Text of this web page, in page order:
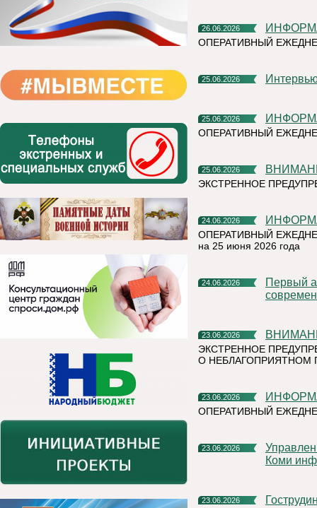
26.06.2026
ОПЕРАТИВНЫЙ
25.06.2026
25.06.2026
ОПЕРАТИВНЫЙ
25.06.2026
ЭКСТРЕННОЕ
24.06.2026
ОПЕРАТИВНЫЙ
на 25 июня 2026 года
24.06.2026
Первый алюминиевый завод РУСАЛа полностью перешел на
23.06.2026
ЭКСТРЕННОЕ
О НЕБЛАГОПРИЯТНОМ
23.06.2026
ОПЕРАТИВНЫЙ
23.06.2026
Управление Федеральной налоговой службы по Республике
Коми
23.06.2026